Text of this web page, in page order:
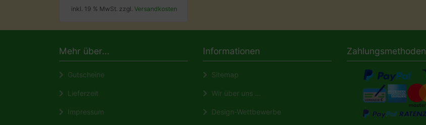
inkl. 19 % MwSt. zzgl. Versandkosten
Mehr über...
Gutscheine
Lieferzeit
Impressum
Informationen
Sitemap
Wir über uns ...
Design-Wettbewerbe
Zahlungsmethoden